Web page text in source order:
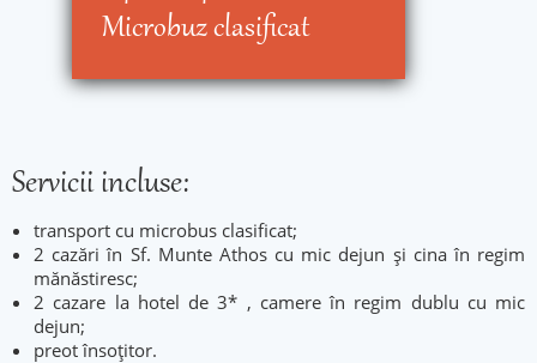
Microbuz clasificat
Servicii incluse:
transport cu microbus clasificat;
2 cazări în Sf. Munte Athos cu mic dejun și cina în regim
mănăstiresc;
2 cazare la hotel de 3* , camere în regim dublu cu mic
dejun;
preot însoțitor.